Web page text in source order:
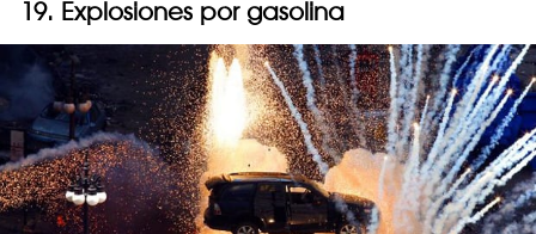
19. Explosiones por gasolina